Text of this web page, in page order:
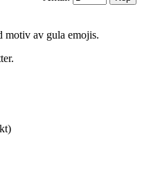
motiv av gula emojis.